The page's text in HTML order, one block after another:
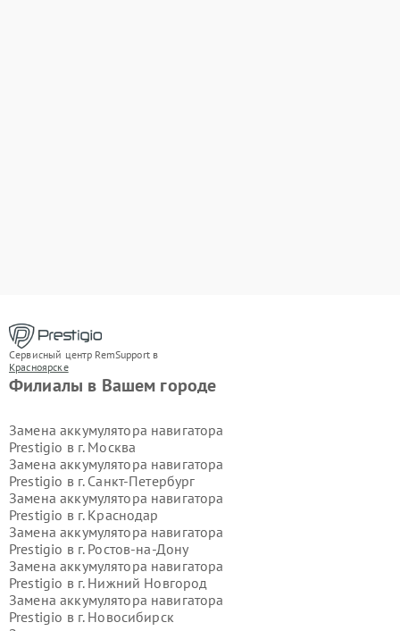
Сервисный центр RemSupport в
Красноярске
Филиалы в Вашем городе
Замена аккумулятора навигатора
Prestigio в г. Москва
Замена аккумулятора навигатора
Prestigio в г. Санкт-Петербург
Замена аккумулятора навигатора
Prestigio в г. Краснодар
Замена аккумулятора навигатора
Prestigio в г. Ростов-на-Дону
Замена аккумулятора навигатора
Prestigio в г. Нижний Новгород
Замена аккумулятора навигатора
Prestigio в г. Новосибирск